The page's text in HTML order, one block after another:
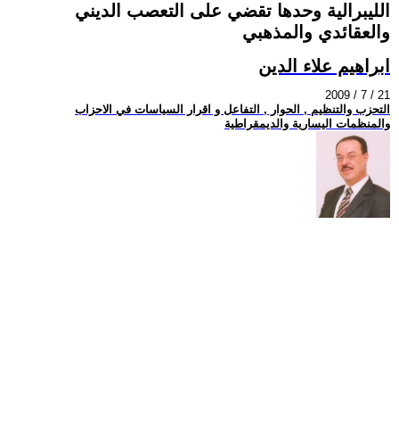
الليبرالية وحدها تقضي على التعصب الديني
والعقائدي والمذهبي
ابراهيم علاء الدين
2009 / 7 / 21
التحزب والتنظيم , الحوار , التفاعل و اقرار السياسات في الاحزاب
والمنظمات اليسارية والديمقراطية